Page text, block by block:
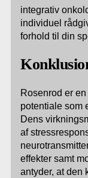
integrativ
individuel
forhold til din
Rosenrod er
potentiale som
Dens
af
effekter samt
antyder, at den